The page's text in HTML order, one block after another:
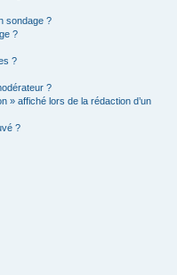
sondage ?
?
?
?
» affiché lors de la rédaction d’un
?